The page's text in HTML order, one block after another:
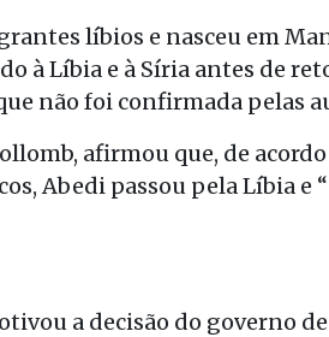
líbios e nasceu em
à Líbia e à Síria antes de
não foi confirmada pelas
afirmou que, de
Abedi passou pela Líbia e
a decisão do governo